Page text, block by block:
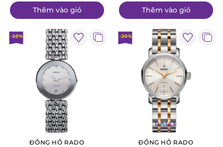
Thêm vào giỏ Thêm vào giỏ
-20%
ĐỒNG HỒ RADO
-20%
ĐỒNG HỒ RADO